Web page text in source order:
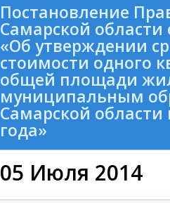
Постановление
Самарской области
«Об утверждении
стоимости одного
общей площади
муниципальным
Самарской области
года»
05 Июля 2014